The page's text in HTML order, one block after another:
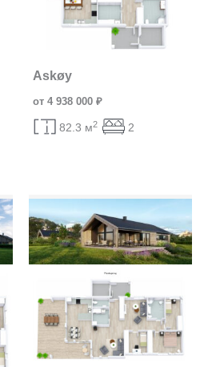
Askøy
от 4 938 000 ₽
82.3 м2 2